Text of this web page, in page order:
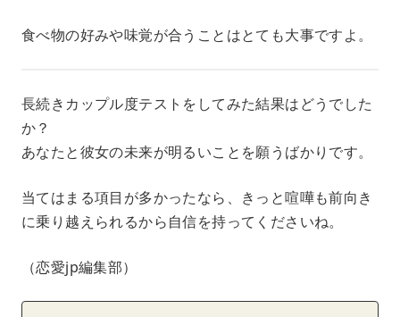
食べ物の好みや味覚が合うことはとても大事ですよ。
長続きカップル度テストをしてみた結果はどうでした
か？
あなたと彼女の未来が明るいことを願うばかりです。
当てはまる項目が多かったなら、きっと喧嘩も前向き
に乗り越えられるから自信を持ってくださいね。
（恋愛jp編集部）